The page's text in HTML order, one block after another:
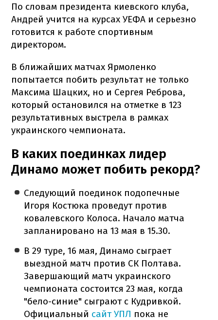
По словам президента киевского клуба,
Андрей учится на курсах УЕФА и серьезно
готовится к работе спортивным
директором.
В ближайших матчах Ярмоленко
попытается побить результат не только
Максима Шацких, но и Сергея Реброва,
который остановился на отметке в 123
результативных выстрела в рамках
украинского чемпионата.
В каких поединках лидер
Динамо может побить рекорд?
Следующий поединок подопечные
Игоря Костюка проведут против
ковалевского Колоса. Начало матча
запланировано на 13 мая в 15.30.
В 29 туре, 16 мая, Динамо сыграет
выездной матч против СК Полтава.
Завершающий матч украинского
чемпионата состоится 23 мая, когда
"бело-синие" сыграют с Кудривкой.
Официальный сайт УПЛ пока не